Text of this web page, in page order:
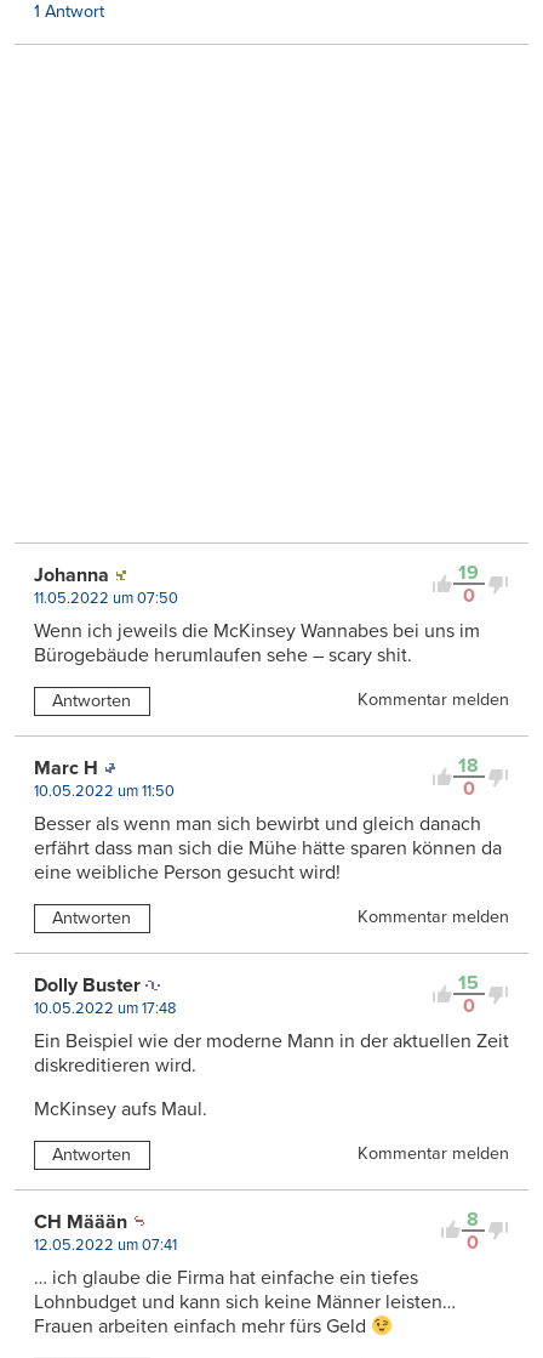
1 Antwort
19
0
Johanna
11.05.2022 um 07:50
Wenn ich jeweils die McKinsey Wannabes bei uns im
Bürogebäude herumlaufen sehe – scary shit.
Antworten Kommentar melden
18
0
Marc H
10.05.2022 um 11:50
Besser als wenn man sich bewirbt und gleich danach
erfährt dass man sich die Mühe hätte sparen können da
eine weibliche Person gesucht wird!
Antworten Kommentar melden
15
0
Dolly Buster
10.05.2022 um 17:48
Ein Beispiel wie der moderne Mann in der aktuellen Zeit
diskreditieren wird.
McKinsey aufs Maul.
Antworten Kommentar melden
8
0
CH Määän
12.05.2022 um 07:41
… ich glaube die Firma hat einfache ein tiefes
Lohnbudget und kann sich keine Männer leisten…
Frauen arbeiten einfach mehr fürs Geld